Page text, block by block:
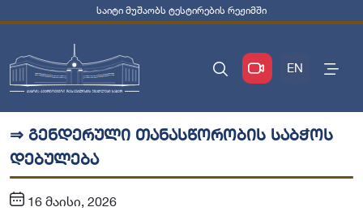
საიტი მუშაობს ტესტირების რეჟიმში
EN
⇒ გენდერული თანასწორობის საბჭოს
დებულება
16 მაისი, 2026